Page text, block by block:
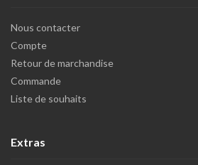
Nous contacter
Compte
Retour de marchandise
Commande
Liste de souhaits
Extras